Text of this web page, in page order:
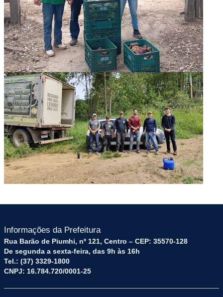
Informações da Prefeitura
Rua Barão de Piumhi, nº 121, Centro – CEP: 35570-128
De segunda a sexta-feira, das 9h às 16h
Tel.: (37) 3329-1800
CNPJ: 16.784.720/0001-25